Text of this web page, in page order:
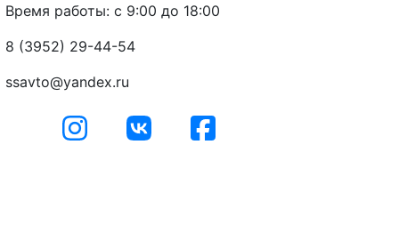
Время работы: с 9:00 до 18:00
8 (3952) 29-44-54
ssavto@yandex.ru